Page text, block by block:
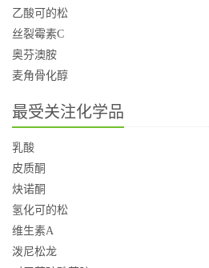
乙酸可的松
丝裂霉素C
奥芬澳胺
麦角骨化醇
最受关注化学品
乳酸
皮质酮
炔诺酮
氢化可的松
维生素A
泼尼松龙